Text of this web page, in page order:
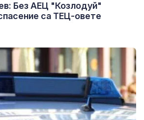
Без АЕЦ "Козлодуй"
са ТЕЦ-овете